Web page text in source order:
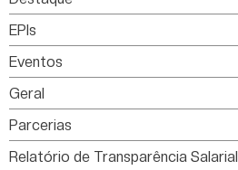
EPIs
Eventos
Geral
Parcerias
Relatório de Transparência Salarial